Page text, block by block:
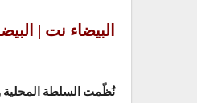
البيضاء نت |
نُظّمت السلطة المحلية